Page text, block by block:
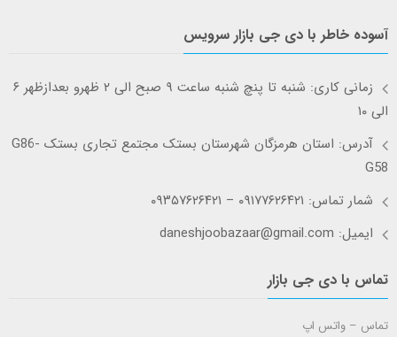
آسوده خاطر با دی جی بازار سرویس
زمانی کاری: شنبه تا پنچ شنبه ساعت ۹ صبح الی ۲ ظهرو بعدازظهر ۶
الی ۱۰
آدرس: استان هرمزگان شهرستان بستک مجتمع تجاری بستک G86-
G58
شمار تماس: ۰۹۱۷۷۶۲۶۴۲۱ – ۰۹۳۵۷۶۲۶۴۲۱
ایمیل: daneshjoobazaar@gmail.com
تماس با دی جی بازار
تماس – واتس اپ